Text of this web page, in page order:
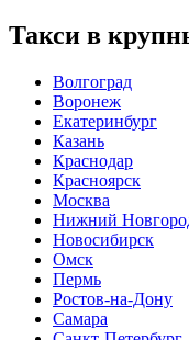
Такси в
Волгоград
Воронеж
Екатеринбург
Казань
Краснодар
Красноярск
Москва
Нижний
Новосибирск
Омск
Пермь
Ростов-на-Дону
Самара